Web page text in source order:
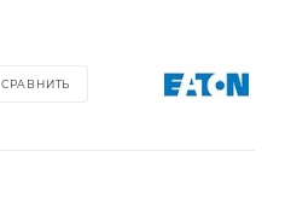
СРАВНИТЬ